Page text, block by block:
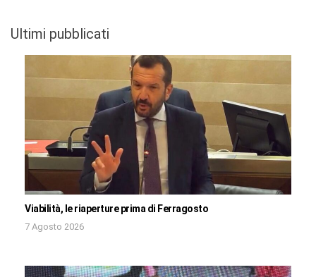
Ultimi pubblicati
Viabilità, le riaperture prima di Ferragosto
7 Agosto 2026